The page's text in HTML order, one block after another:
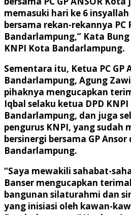
memasuki hari ke 6
bersama rekan-rekannya PC
Bandarlampung,” Kata
KNPI Kota Bandarlampung.
Sementara itu, Ketua PC GP
Bandarlampung, Agung
pihaknya mengucapkan
Iqbal selaku ketua DPD
Bandarlampung, dan juga
pengurus KNPI, yang sudah
bersinergi bersama GP
Bandarlampung.
“Saya mewakili sahabat-
Banser mengucapkan
bangunan silaturahmi dan
yang inisiasi oleh kawan-